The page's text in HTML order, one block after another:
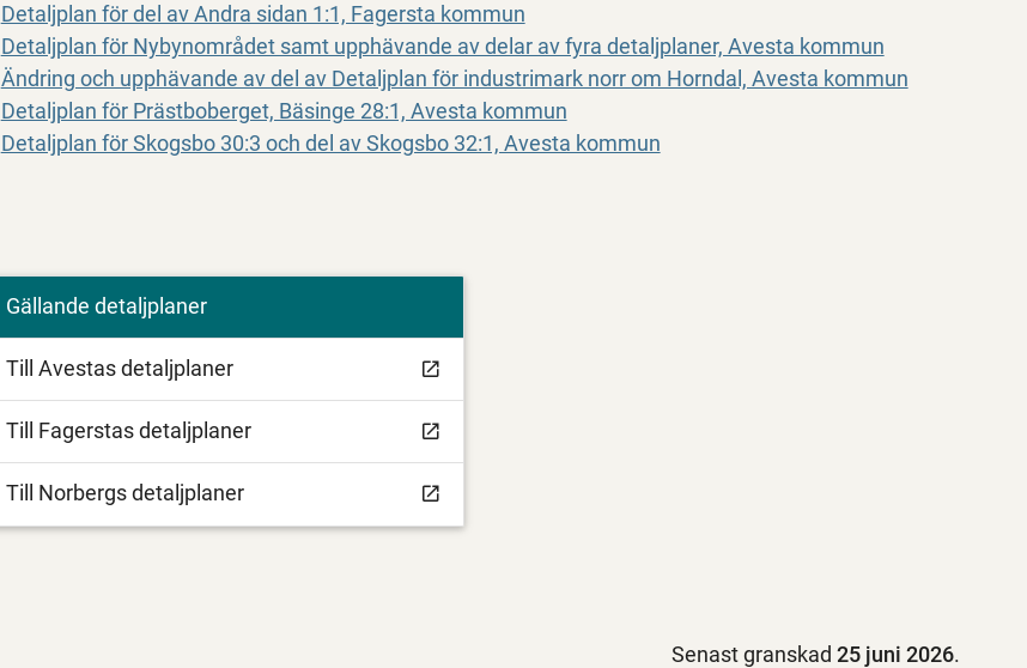
Detaljplan för del av Andra sidan 1:1, Fagersta kommun
Detaljplan för Nybynområdet samt upphävande av delar av fyra detaljplaner, Avesta kommun
Ändring och upphävande av del av Detaljplan för industrimark norr om Horndal, Avesta kommun
Detaljplan för Prästboberget, Bäsinge 28:1, Avesta kommun
Detaljplan för Skogsbo 30:3 och del av Skogsbo 32:1, Avesta kommun
Gällande detaljplaner
Till Avestas detaljplaner
Till Fagerstas detaljplaner
Till Norbergs detaljplaner
Senast granskad25 juni 2026.